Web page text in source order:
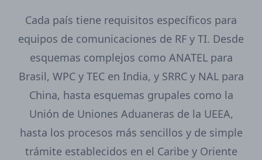
Cada país tiene requisitos específicos para
equipos de comunicaciones de RF y TI. Desde
esquemas complejos como ANATEL para
Brasil, WPC y TEC en India, y SRRC y NAL para
China, hasta esquemas grupales como la
Unión de Uniones Aduaneras de la UEEA,
hasta los procesos más sencillos y de simple
trámite establecidos en el Caribe y Oriente